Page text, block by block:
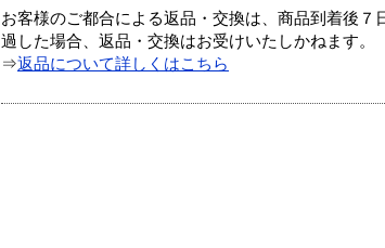
お客様のご都合による返品・交換は、商品到着後
過した場合、返品・交換はお受けいたしかねます。
⇒返品について詳しくはこちら